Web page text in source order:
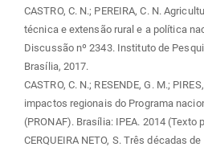
CASTRO, C. N.; PEREIRA, C. N.
técnica e extensão rural e a política
Discussão nº 2343. Instituto de
Brasília, 2017.
CASTRO, C. N.; RESENDE, G. M.;
impactos regionais do Programa
(PRONAF). Brasília: IPEA. 2014
CERQUEIRA NETO, S. Três décadas